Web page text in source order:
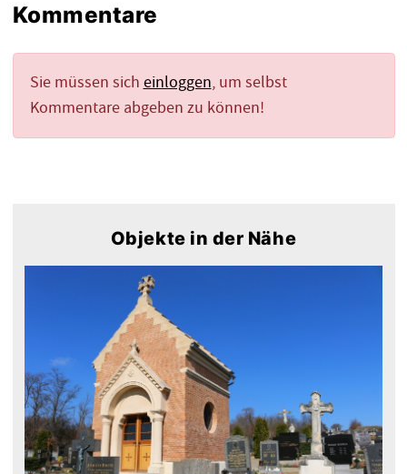
Kommentare
Sie müssen sich einloggen, um selbst
Kommentare abgeben zu können!
Objekte in der Nähe